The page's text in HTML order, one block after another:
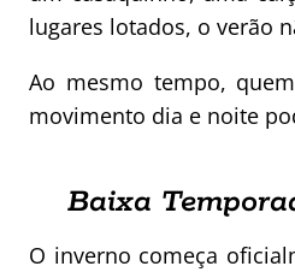
lugares lotados, o verão
Ao mesmo tempo,
movimento dia e noite
Baixa
O inverno começa